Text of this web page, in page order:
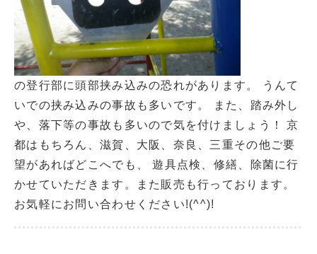
の登行部に頭部挟み込みの恐れがあります。 うんて
いでの挟み込みの事故も多いです。 また、踏み外し
や、落下等の事故も多いので気を付けましょう！ 京
都はもちろん、滋賀、大阪、奈良、三重その他ご要
望があればどこへでも、 遊具点検、修繕、除菌に行
かせていただきます。また販売も行っております。
お気軽にお問い合わせください!(^^)!